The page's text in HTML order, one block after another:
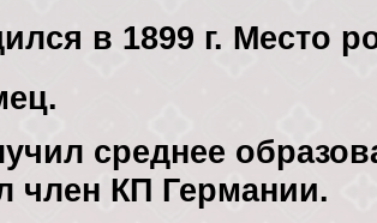
в 1899 г. Место
среднее
член КП Германии.